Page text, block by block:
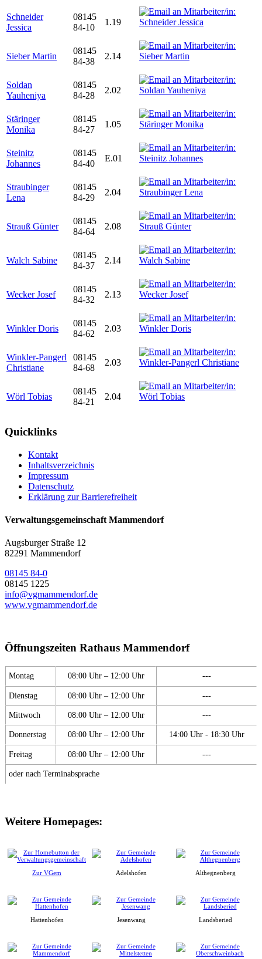
Schneider
Jessica
08145
84-10
1.19
Sieber Martin
08145
84-38
2.14
Soldan
Yauheniya
08145
84-28
2.02
Stäringer
Monika
08145
84-27
1.05
Steinitz
Johannes
08145
84-40
E.01
Straubinger
Lena
08145
84-29
2.04
Strauß Günter
08145
84-64
2.08
Walch Sabine
08145
84-37
2.14
Wecker Josef
08145
84-32
2.13
Winkler Doris
08145
84-62
2.03
Winkler-Pangerl
Christiane
08145
84-68
2.03
Wörl Tobias
08145
84-21
2.04
Quicklinks
Kontakt
Inhaltsverzeichnis
Impressum
Datenschutz
Erklärung zur Barrierefreiheit
Verwaltungsgemeinschaft Mammendorf
Augsburger Straße 12
82291 Mammendorf
08145 84-0
08145 1225
info@vgmammendorf.de
www.vgmammendorf.de
Öffnungszeiten Rathaus Mammendorf
Montag 08:00 Uhr – 12:00 Uhr ---
Dienstag 08:00 Uhr – 12:00 Uhr ---
Mittwoch 08:00 Uhr – 12:00 Uhr ---
Donnerstag 08:00 Uhr – 12:00 Uhr 14:00 Uhr - 18:30 Uhr
Freitag 08:00 Uhr – 12:00 Uhr ---
oder nach Terminabsprache
Weitere Homepages:
Zur VGem Adelshofen Althegnenberg
Hattenhofen Jesenwang Landsberied